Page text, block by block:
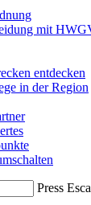
mit
entdecken
in der Region
Press